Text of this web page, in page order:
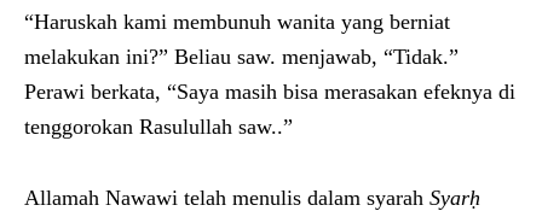
“Haruskah kami membunuh wanita yang berniat
melakukan ini?” Beliau saw. menjawab, “Tidak.”
Perawi berkata, “Saya masih bisa merasakan efeknya di
tenggorokan Rasulullah saw..”
Allamah Nawawi telah menulis dalam syarah Syarḥ